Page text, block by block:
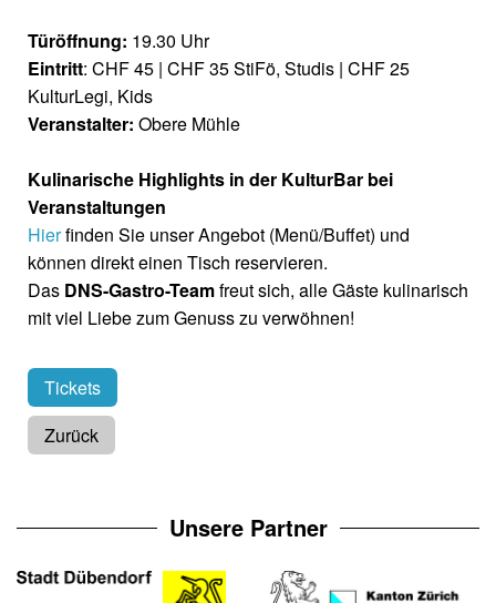
Türöffnung: 19.30 Uhr
Eintritt: CHF 45 | CHF 35 StiFö, Studis | CHF 25
KulturLegi, Kids
Veranstalter: Obere Mühle
Kulinarische Highlights in der KulturBar bei
Veranstaltungen
Hierfinden Sie unser Angebot (Menü/Buffet) und
können direkt einen Tisch reservieren.
Das DNS-Gastro-Teamfreut sich, alle Gäste kulinarisch
mit viel Liebe zum Genuss zu verwöhnen!
Tickets
Zurück
Unsere Partner